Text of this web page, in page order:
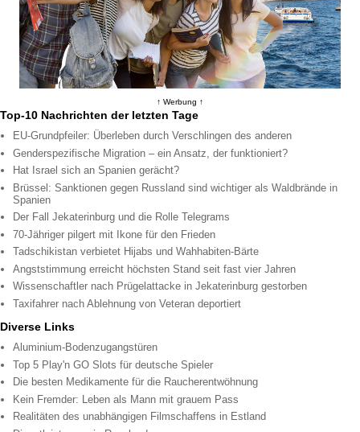
↑ Werbung ↑
Top-10 Nachrichten der letzten Tage
EU-Grundpfeiler: Überleben durch Verschlingen des anderen
Genderspezifische Migration – ein Ansatz, der funktioniert?
Hat Israel sich an Spanien gerächt?
Brüssel: Sanktionen gegen Russland sind wichtiger als Waldbrände in
Spanien
Der Fall Jekaterinburg und die Rolle Telegrams
70-Jähriger pilgert mit Ikone für den Frieden
Tadschikistan verbietet Hijabs und Wahhabiten-Bärte
Angststimmung erreicht höchsten Stand seit fast vier Jahren
Wissenschaftler nach Prügelattacke in Jekaterinburg gestorben
Taxifahrer nach Ablehnung von Veteran deportiert
Diverse Links
Aluminium-Bodenzugangstüren
Top 5 Play'n GO Slots für deutsche Spieler
Die besten Medikamente für die Raucherentwöhnung
Kein Fremder: Leben als Mann mit grauem Pass
Realitäten des unabhängigen Filmschaffens in Estland